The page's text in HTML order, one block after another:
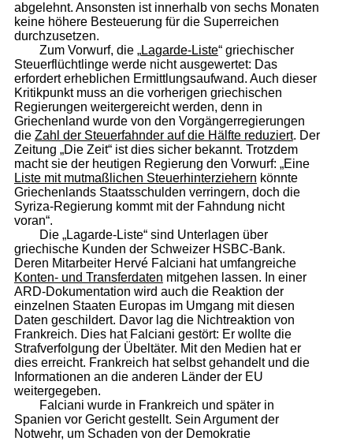
abgelehnt. Ansonsten ist innerhalb von sechs Monaten
keine höhere Besteuerung für die Superreichen
durchzusetzen.
Zum Vorwurf, die „Lagarde-Liste“ griechischer
Steuerflüchtlinge werde nicht ausgewertet: Das
erfordert erheblichen Ermittlungsaufwand. Auch dieser
Kritikpunkt muss an die vorherigen griechischen
Regierungen weitergereicht werden, denn in
Griechenland wurde von den Vorgängerregierungen
die Zahl der Steuerfahnder auf die Hälfte reduziert. Der
Zeitung „Die Zeit“ ist dies sicher bekannt. Trotzdem
macht sie der heutigen Regierung den Vorwurf: „Eine
Liste mit mutmaßlichen Steuerhinterziehern könnte
Griechenlands Staatsschulden verringern, doch die
Syriza-Regierung kommt mit der Fahndung nicht
voran“.
Die „Lagarde-Liste“ sind Unterlagen über
griechische Kunden der Schweizer HSBC-Bank.
Deren Mitarbeiter Hervé Falciani hat umfangreiche
Konten- und Transferdaten mitgehen lassen. In einer
ARD-Dokumentation wird auch die Reaktion der
einzelnen Staaten Europas im Umgang mit diesen
Daten geschildert. Davor lag die Nichtreaktion von
Frankreich. Dies hat Falciani gestört: Er wollte die
Strafverfolgung der Übeltäter. Mit den Medien hat er
dies erreicht. Frankreich hat selbst gehandelt und die
Informationen an die anderen Länder der EU
weitergegeben.
Falciani wurde in Frankreich und später in
Spanien vor Gericht gestellt. Sein Argument der
Notwehr, um Schaden von der Demokratie